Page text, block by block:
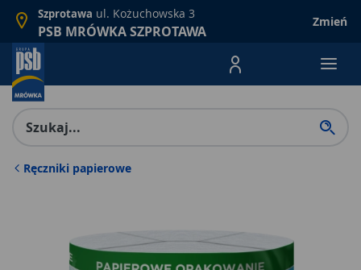
Szprotawa ul. Kożuchowska 3
PSB MRÓWKA SZPROTAWA
Zmień
Menu Produktów,
Ręczniki papierowe